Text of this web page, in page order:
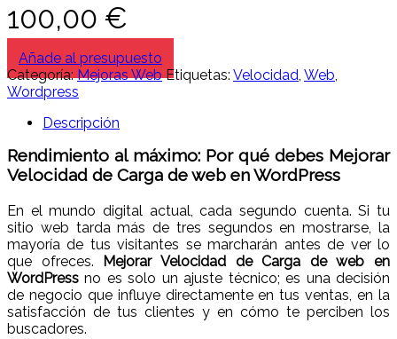
100,00 €
Añade al presupuesto
Categoría:Mejoras Web Etiquetas: Velocidad, Web,
Wordpress
Descripción
Rendimiento al máximo: Por qué debes Mejorar
Velocidad de Carga de web en WordPress
En el mundo digital actual, cada segundo cuenta. Si tu
sitio web tarda más de tres segundos en mostrarse, la
mayoría de tus visitantes se marcharán antes de ver lo
que ofreces.
Mejorar Velocidad de Carga de web en
WordPress no es solo un ajuste técnico; es una decisión
de negocio que influye directamente en tus ventas, en la
satisfacción de tus clientes y en cómo te perciben los
buscadores.